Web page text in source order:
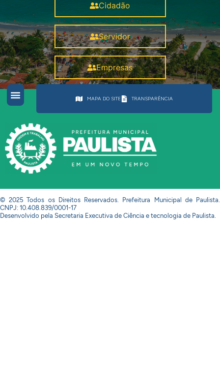
Cidadão
Servidor
Empresas
MAPA DO SITE TRANSPARÊNCIA
© 2025 Todos os Direitos Reservados. Prefeitura Municipal de Paulista.
CNPJ: 10.408.839/0001-17
Desenvolvido pela Secretaria Executiva de Ciência e tecnologia de Paulista.